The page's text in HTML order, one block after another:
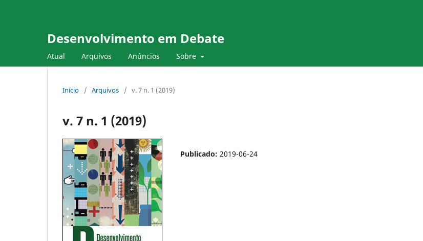
Desenvolvimento em Debate
Atual Arquivos Anúncios Sobre
Início / Arquivos / v. 7 n. 1 (2019)
v. 7 n. 1 (2019)
Publicado: 2019-06-24